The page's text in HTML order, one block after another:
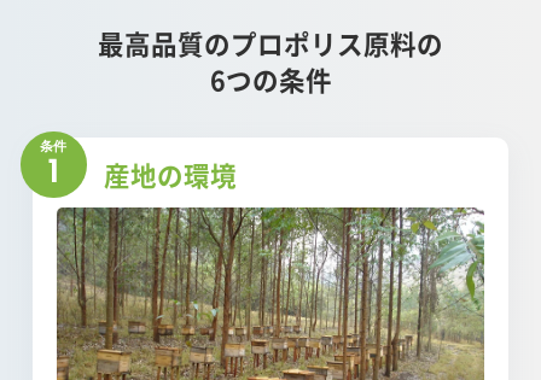
最高品質のプロポリス原料の
6つの条件
1 産地の環境